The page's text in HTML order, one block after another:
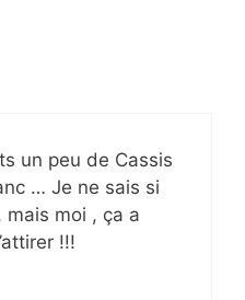
un peu de Cassis
… Je ne sais si
mais moi , ça a
!!!